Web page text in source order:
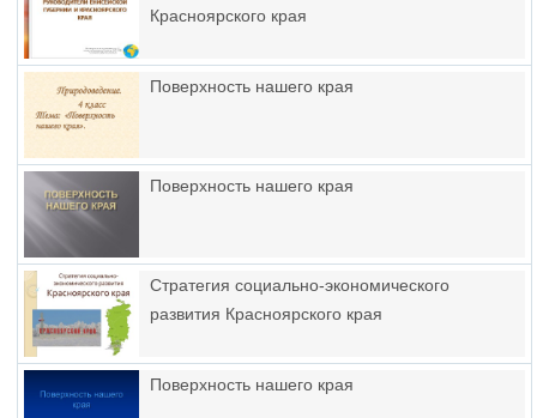
Красноярского края
Поверхность нашего края
Поверхность нашего края
Стратегия социально-экономического
развития Красноярского края
Поверхность нашего края